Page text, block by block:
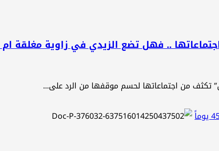
.. فهل تضع الزيدي في زاوية مغلقة
تكثف من اجتماعاتها لحسم موقفها من الرد على...